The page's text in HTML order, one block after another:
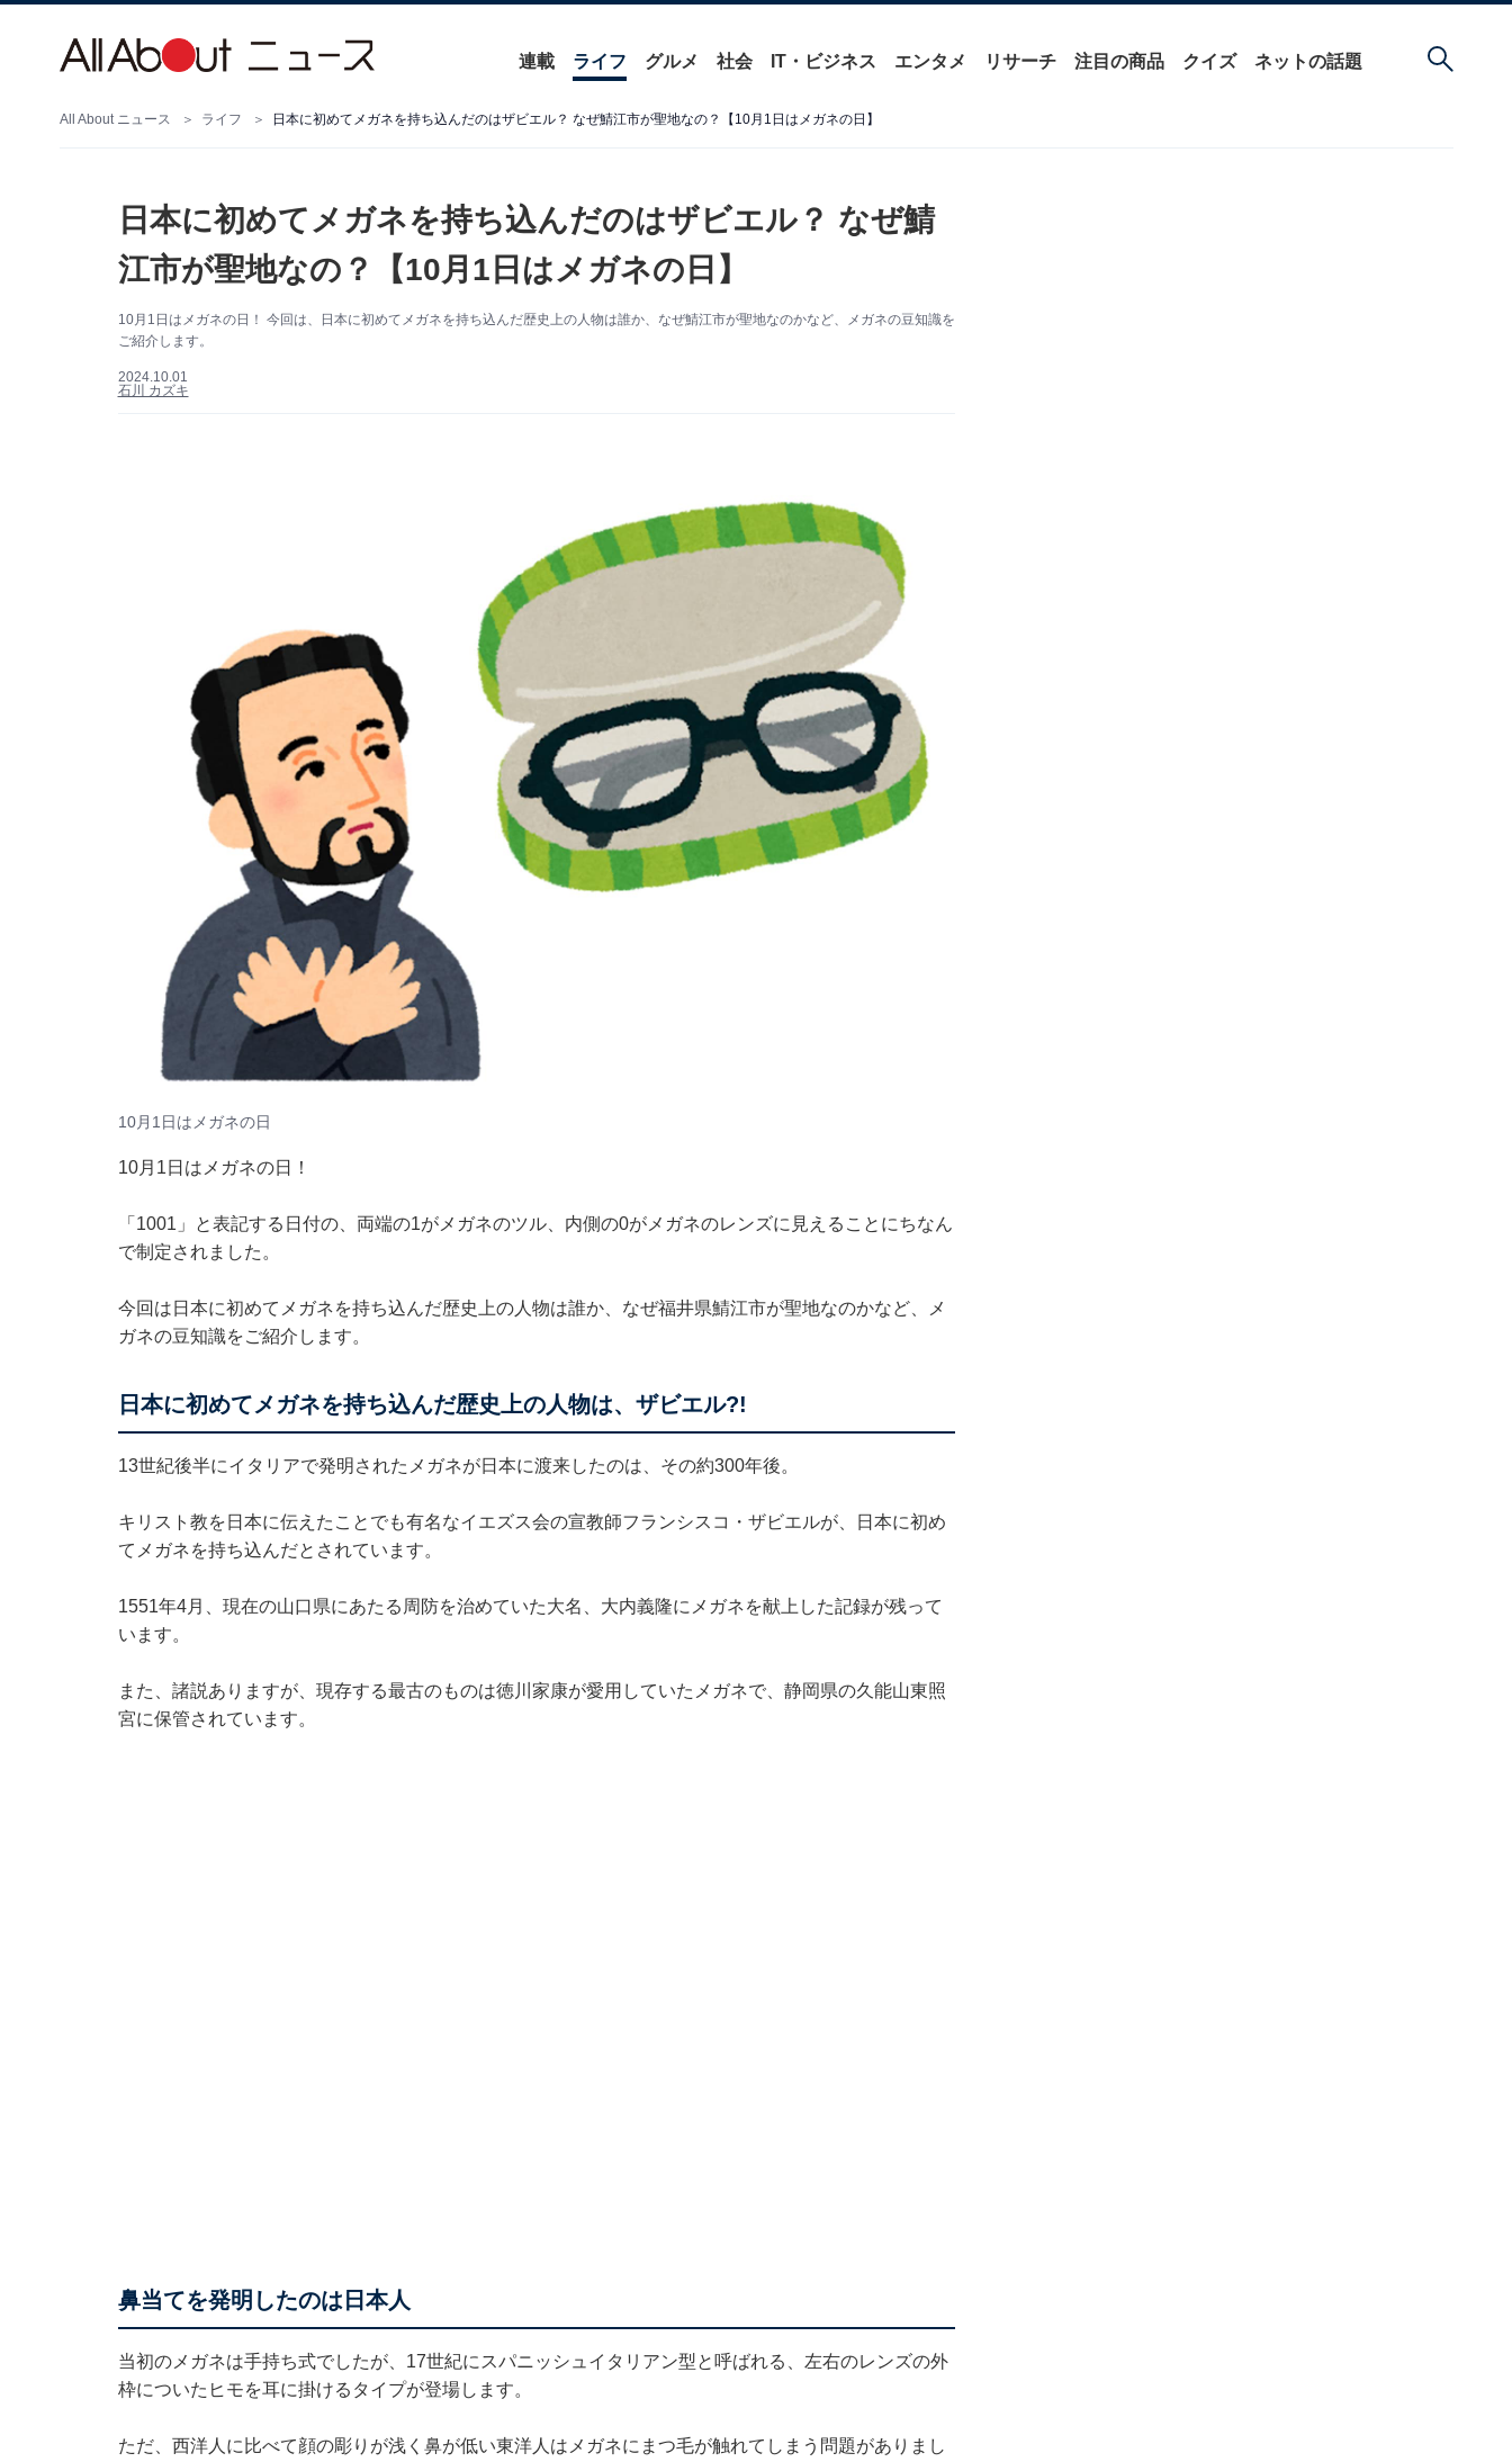
連載 ライフ グルメ 社会 IT・ビジネス エンタメ リサーチ 注目の商品 クイズ ネットの話題
All About ニュース ライフ 日本に初めてメガネを持ち込んだのはザビエル？ なぜ鯖江市が聖地なの？【10月1日はメガネの日】
日本に初めてメガネを持ち込んだのはザビエル？ なぜ鯖
江市が聖地なの？【10月1日はメガネの日】
10月1日はメガネの日！ 今回は、日本に初めてメガネを持ち込んだ歴史上の人物は誰か、なぜ鯖江市が聖地なのかなど、メガネの豆知識を
ご紹介します。
2024.10.01
石川 カズキ
10月1日はメガネの日
10月1日はメガネの日！
「1001」と表記する日付の、両端の1がメガネのツル、内側の0がメガネのレンズに見えることにちなん
で制定されました。
今回は日本に初めてメガネを持ち込んだ歴史上の人物は誰か、なぜ福井県鯖江市が聖地なのかなど、メ
ガネの豆知識をご紹介します。
日本に初めてメガネを持ち込んだ歴史上の人物は、ザビエル?!
13世紀後半にイタリアで発明されたメガネが日本に渡来したのは、その約300年後。
キリスト教を日本に伝えたことでも有名なイエズス会の宣教師フランシスコ・ザビエルが、日本に初め
てメガネを持ち込んだとされています。
1551年4月、現在の山口県にあたる周防を治めていた大名、大内義隆にメガネを献上した記録が残って
います。
また、諸説ありますが、現存する最古のものは徳川家康が愛用していたメガネで、静岡県の久能山東照
宮に保管されています。
鼻当てを発明したのは日本人
当初のメガネは手持ち式でしたが、17世紀にスパニッシュイタリアン型と呼ばれる、左右のレンズの外
枠についたヒモを耳に掛けるタイプが登場します。
ただ、西洋人に比べて顔の彫りが浅く鼻が低い東洋人はメガネにまつ毛が触れてしまう問題がありまし